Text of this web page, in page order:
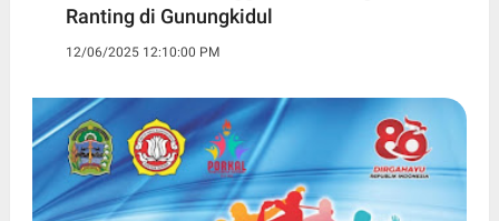
Ranting di Gunungkidul
12/06/2025 12:10:00 PM